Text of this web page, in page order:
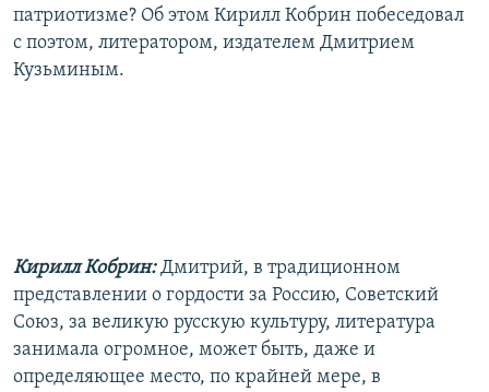
патриотизме? Об этом Кирилл Кобрин побеседовал
с поэтом, литератором, издателем Дмитрием
Кузьминым.
Кирилл Кобрин: Дмитрий, в традиционном
представлении о гордости за Россию, Советский
Союз, за великую русскую культуру, литература
занимала огромное, может быть, даже и
определяющее место, по крайней мере, в